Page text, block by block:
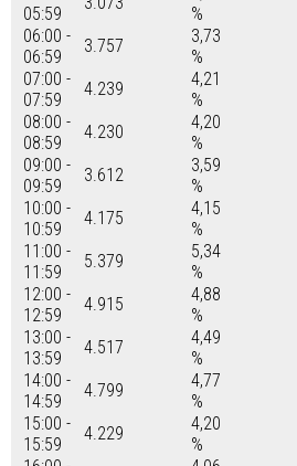
05:59
%
06:00 -
06:59
3.757
3,73
%
07:00 -
07:59
4.239
4,21
%
08:00 -
08:59
4.230
4,20
%
09:00 -
09:59
3.612
3,59
%
10:00 -
10:59
4.175
4,15
%
11:00 -
11:59
5.379
5,34
%
12:00 -
12:59
4.915
4,88
%
13:00 -
13:59
4.517
4,49
%
14:00 -
14:59
4.799
4,77
%
15:00 -
15:59
4.229
4,20
%